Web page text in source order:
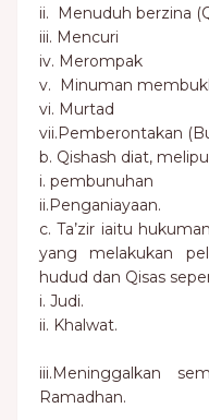
ii. Menuduh berzina
iii. Mencuri
iv. Merompak
v. Minuman
vi. Murtad
vii.Pemberontakan
b. Qishash diat,
i. pembunuhan
ii.Penganiayaan.
c. Ta’zir iaitu
yang melakukan
hudud dan Qisas
i. Judi.
ii. Khalwat.
iii.Meninggalkan
Ramadhan.